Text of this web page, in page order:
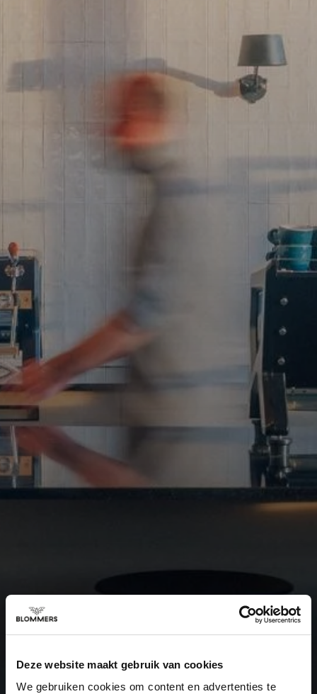
Deze website maakt gebruik van cookies
We gebruiken cookies om content en advertenties te